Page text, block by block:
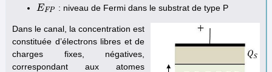
EFP
EFP : niveau de Fermi dans le substrat de type P
Dans le canal, la concentration est
constituée d’électrons libres et de
charges fixes, négatives,
correspondant aux atomes